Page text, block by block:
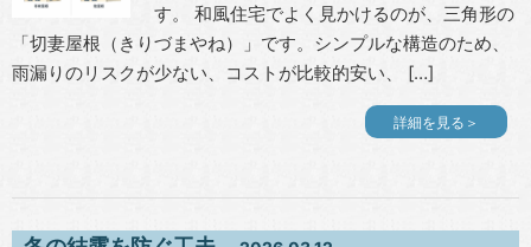
す。 和風住宅でよく見かけるのが、三角形の
「切妻屋根（きりづまやね）」です。シンプルな構造のため、
雨漏りのリスクが少ない、コストが比較的安い、 […]
詳細を見る＞